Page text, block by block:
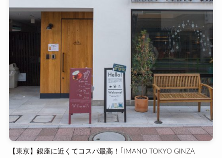
【東京】銀座に近くてコスパ最高！｢IMANO TOKYO GINZA